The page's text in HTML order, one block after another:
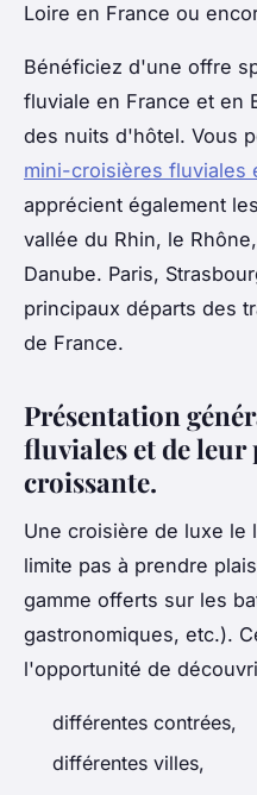
Loire en France ou
Bénéficiez d'une offre
fluviale en France et en
des nuits d'hôtel. Vous
mini-croisières fluviales
apprécient également
vallée du Rhin, le
Danube. Paris,
principaux départs des
de France.
Présentation
fluviales et de
croissante.
Une croisière de luxe le
limite pas à prendre
gamme offerts sur les
gastronomiques, etc.).
l'opportunité de
différentes contrées,
différentes villes,